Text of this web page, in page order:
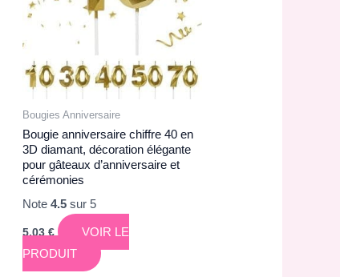
Bougies Anniversaire
Bougie anniversaire chiffre 40 en
3D diamant, décoration élégante
pour gâteaux d’anniversaire et
cérémonies
Note4.5 sur 5
5,03€
VOIR LE
PRODUIT